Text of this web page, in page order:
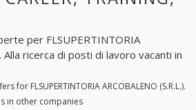
per FLSUPERTINTORIA
Alla ricerca di posti di lavoro vacanti in
for FLSUPERTINTORIA ARCOBALENO (S.R.L.).
in other companies